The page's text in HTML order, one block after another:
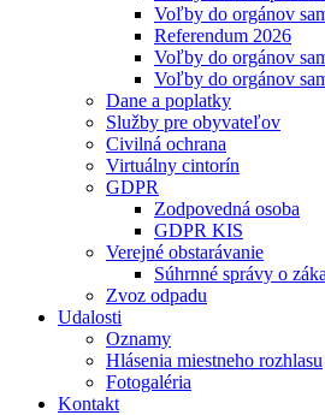
Voľby do orgánov
Referendum 2026
Voľby do orgánov
Voľby do orgánov
Dane a poplatky
Služby pre obyvateľov
Civilná ochrana
Virtuálny cintorín
GDPR
Zodpovedná osoba
GDPR KIS
Verejné obstarávanie
Súhrnné správy o
Zvoz odpadu
Udalosti
Oznamy
Hlásenia miestneho rozhlasu
Fotogaléria
Kontakt